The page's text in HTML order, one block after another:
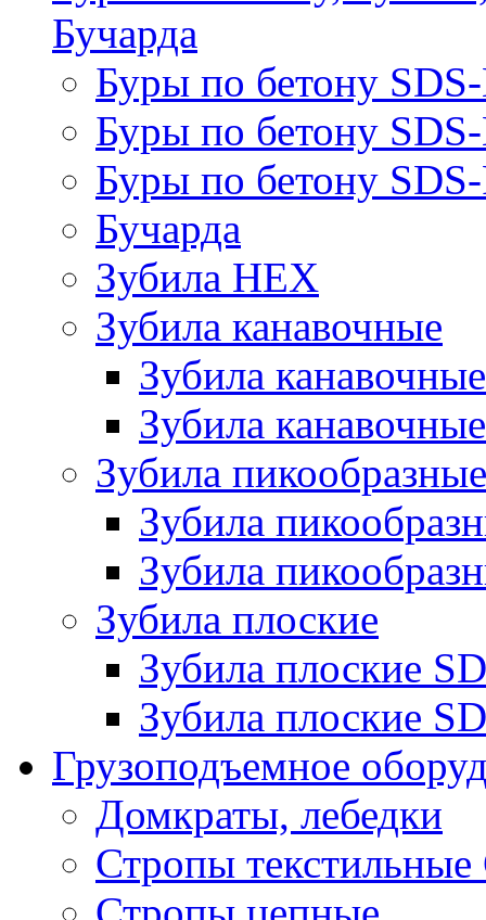
Бучарда
Буры по бетону
Буры по бетону
Буры по бетону
Бучарда
Зубила HEX
Зубила канавочные
Зубила
Зубила
Зубила пикообразные
Зубила
Зубила
Зубила плоские
Зубила плоские
Зубила плоские
Грузоподъемное
Домкраты, лебедки
Стропы